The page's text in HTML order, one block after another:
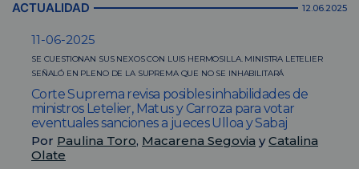
ACTUALIDAD 12.06.2025
11-06-2025
SE CUESTIONAN SUS NEXOS CON LUIS HERMOSILLA. MINISTRA LETELIER
SEÑALÓ EN PLENO DE LA SUPREMA QUE NO SE INHABILITARÁ
Corte Suprema revisa posibles inhabilidades de
ministros Letelier, Matus y Carroza para votar
eventuales sanciones a jueces Ulloa y Sabaj
Por Paulina Toro, Macarena Segovia yCatalina
Olate